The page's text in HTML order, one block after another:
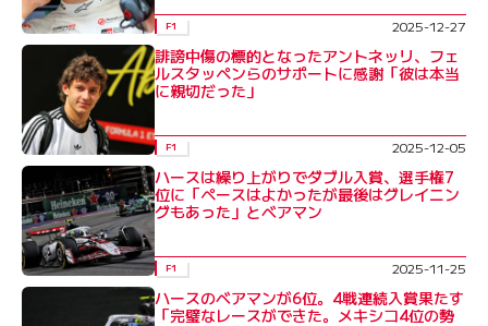
F1 2025-12-27
誹謗中傷の標的となったアントネッリ、フェ
ルスタッペンらのサポートに感謝「彼は本当
に親切だった」
F1 2025-12-05
ハースは繰り上がりでダブル入賞、選手権7
位に「ペースはよかったが最後はグレイニン
グもあった」とベアマン
F1 2025-11-25
ハースのベアマンが6位。4戦連続入賞果たす
「完璧なレースができた。メキシコ4位の勢